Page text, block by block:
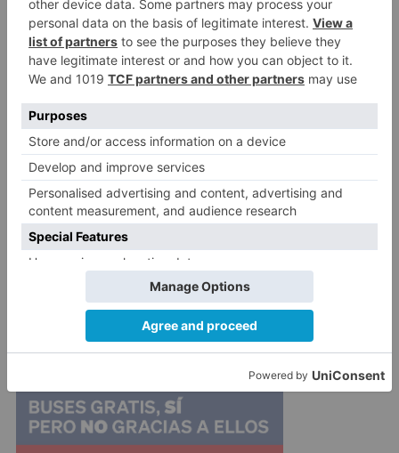
sobre la base del estudio desarrollado por la
Comisión Europea en el año 2018, se ha
presentado un proyecto integral con una
estimación económica de 110,9 millones de
euros que incide de manera esencial en la
modernización de la economía española, la
recuperación del crecimiento económico y la
creación de empleo mediante la implantación en
Castilla y León de un sistema logístico
digitalizado y sostenible que permita dotarnos
de las adecuadas herramientas para impulsar la
actividad logística y del transporte como
elemento dinamizador de la actividad
económica de Castilla y León".